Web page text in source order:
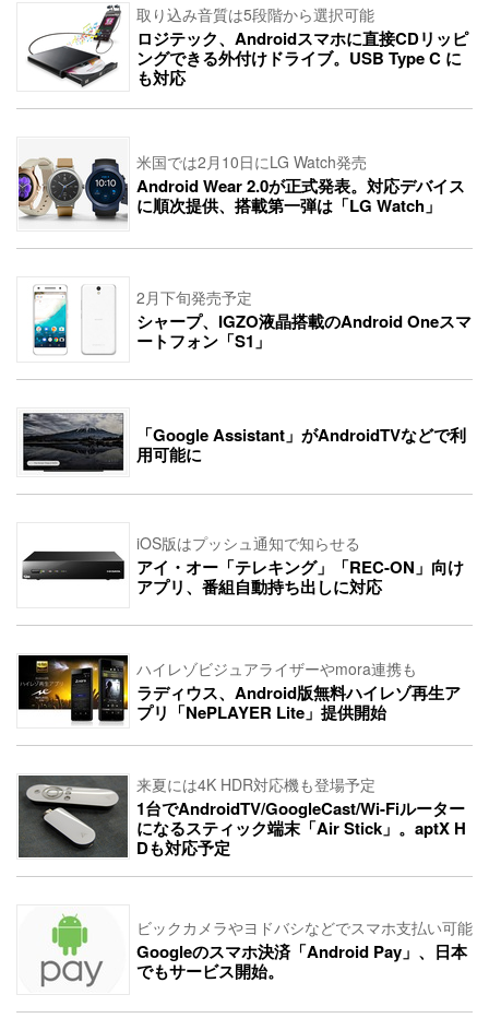
取り込み音質は5段階から選択可能
ロジテック、Androidスマホに直接CDリッピ
ングできる外付けドライブ。USB Type C に
も対応
米国では2月10日にLG Watch発売
Android Wear 2.0が正式発表。対応デバイス
に順次提供、搭載第一弾は「LG Watch」
2月下旬発売予定
シャープ、IGZO液晶搭載のAndroid Oneスマ
ートフォン「S1」
「Google Assistant」がAndroidTVなどで利
用可能に
iOS版はプッシュ通知で知らせる
アイ・オー「テレキング」「REC-ON」向け
アプリ、番組自動持ち出しに対応
ハイレゾビジュアライザーやmora連携も
ラディウス、Android版無料ハイレゾ再生ア
プリ「NePLAYER Lite」提供開始
来夏には4K HDR対応機も登場予定
1台でAndroidTV/GoogleCast/Wi-Fiルーター
になるスティック端末「Air Stick」。aptX H
Dも対応予定
ビックカメラやヨドバシなどでスマホ支払い可能
Googleのスマホ決済「Android Pay」、日本
でもサービス開始。